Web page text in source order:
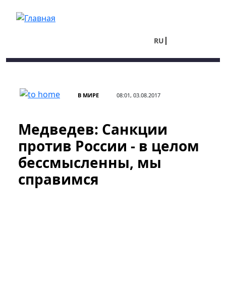
RU
В МИРЕ 08:01, 03.08.2017
Медведев: Санкции
против России - в целом
бессмысленны, мы
справимся